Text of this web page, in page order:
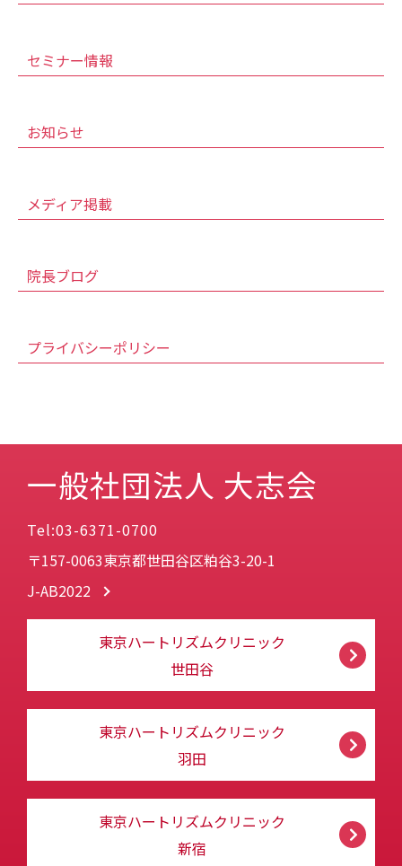
セミナー情報
お知らせ
メディア掲載
院長ブログ
プライバシーポリシー
一般社団法人 大志会
Tel:03-6371-0700
〒157-0063東京都世田谷区粕谷3-20-1
J-AB2022
東京ハートリズムクリニック
世田谷
東京ハートリズムクリニック
羽田
東京ハートリズムクリニック
新宿